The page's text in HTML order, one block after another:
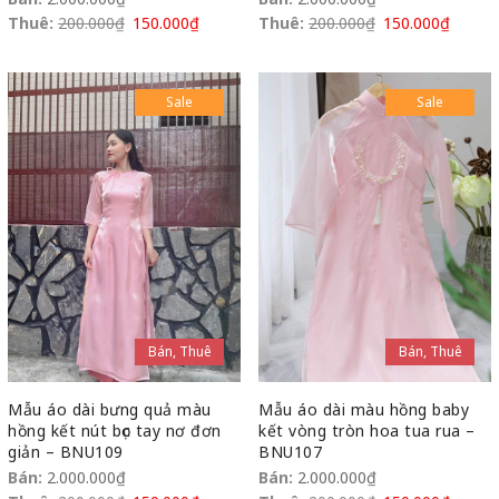
Thuê: 200.000₫ 150.000₫
Thuê: 200.000₫ 150.000₫
Bán, Thuê
Sale
Mẫu áo dài bưng quả màu
hồng kết nút bọc tay nơ đơn
giản – BNU109
Bán: 2.000.000₫
Bán, Thuê
Sale
Mẫu áo dài màu hồng baby
kết vòng tròn hoa tua rua –
BNU107
Bán: 2.000.000₫